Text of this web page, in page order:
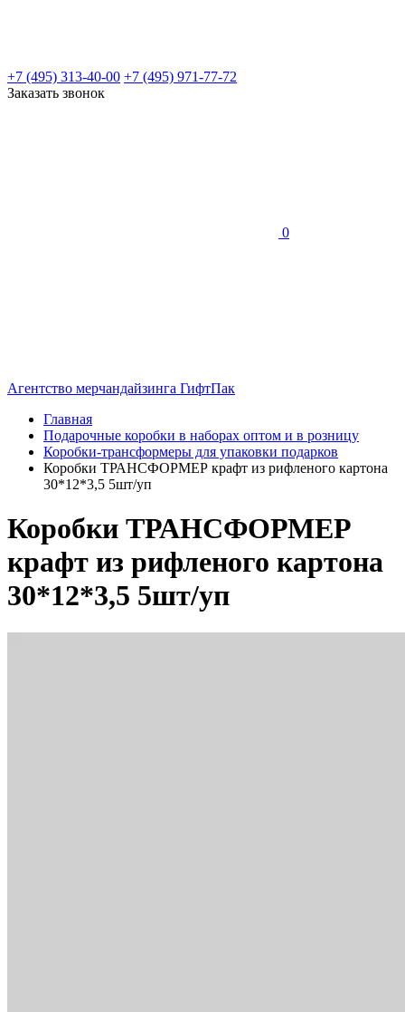
+7 (495) 313-40-00 +7 (495) 971-77-72
Заказать звонок
0
Агентство мерчандайзинга ГифтПак
Главная
Подарочные коробки в наборах оптом и в розницу
Коробки-трансформеры для упаковки подарков
Коробки ТРАНСФОРМЕР крафт из рифленого картона
30*12*3,5 5шт/уп
Коробки ТРАНСФОРМЕР
крафт из рифленого картона
30*12*3,5 5шт/уп